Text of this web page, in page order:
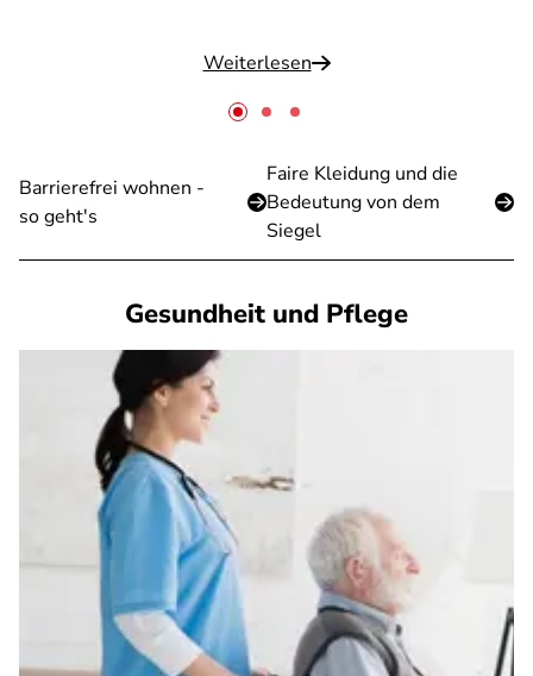
Weiterlesen
Barrierefrei wohnen -
so geht's
Faire Kleidung und die
Bedeutung von dem
Siegel
Gesundheit und Pflege